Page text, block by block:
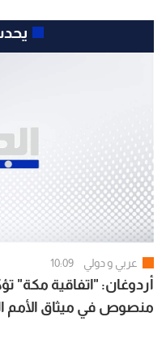
عربي و دولي 10:09
أردوغان: "اتفاقية مكة"
منصوص في ميثاق الأمم